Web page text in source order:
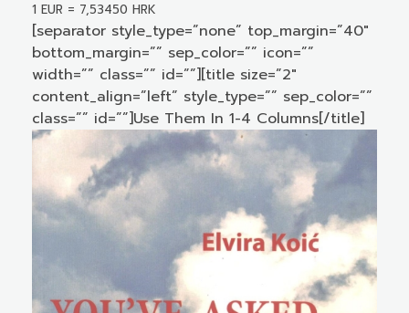
1 EUR = 7,53450 HRK
[separator style_type=”none” top_margin=”40″
bottom_margin=”” sep_color=”” icon=””
width=”” class=”” id=””][title size=”2″
content_align=”left” style_type=”” sep_color=””
class=”” id=””]Use Them In 1-4 Columns[/title]